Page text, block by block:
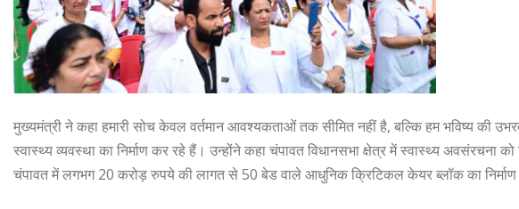
मुख्यमंत्री ने कहा हमारी सोच केवल वर्तमान आवश्यकताओं तक सीमित नहीं है, बल्कि हम भविष्य की
स्वास्थ्य व्यवस्था का निर्माण कर रहे हैं। उन्होंने कहा चंपावत विधानसभा क्षेत्र में स्वास्थ्य अवसंरचना
चंपावत में लगभग 20 करोड़ रुपये की लागत से 50 बेड वाले आधुनिक क्रिटिकल केयर ब्लॉक का निर्माण